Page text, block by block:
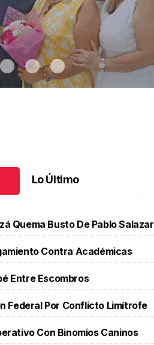
Lo Último
Quema Busto De Pablo Salazar
Contra Académicas
Entre Escombros
Federal Por Conflicto Limítrofe
Con Binomios Caninos